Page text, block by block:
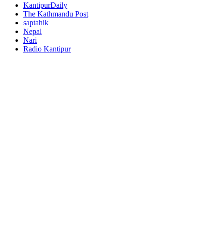
KantipurDaily
The Kathmandu Post
saptahik
Nepal
Nari
Radio Kantipur